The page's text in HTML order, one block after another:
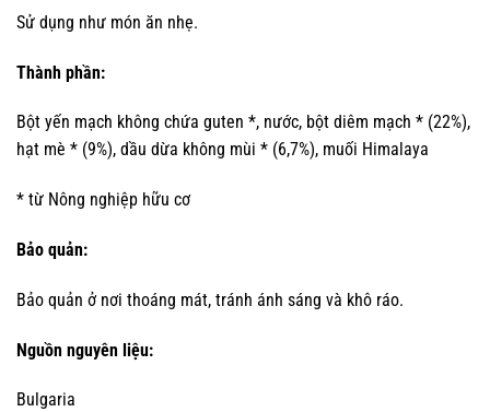
Sử dụng như món ăn nhẹ.
Thành phần:
Bột yến mạch không chứa guten *, nước, bột diêm mạch * (22%),
hạt mè * (9%), dầu dừa không mùi * (6,7%), muối Himalaya
* từ Nông nghiệp hữu cơ
Bảo quản:
Bảo quản ở nơi thoáng mát, tránh ánh sáng và khô ráo.
Nguồn nguyên liệu:
Bulgaria